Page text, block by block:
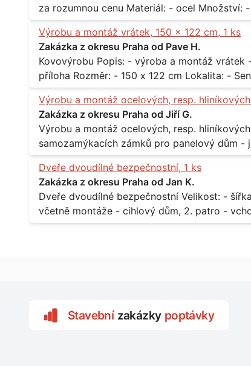
Výrobu a montáž vrátek, 150 x 122 cm, 1 ks
Zakázka z okresu Praha od Pave H.
Kovovýrobu Popis: - výroba a montáž vrátek - včetně montáže - materiál kov / dřevo - viz
Výrobu a montáž ocelových, resp.
Zakázka z okresu Praha od Jiří G.
Výrobu a montáž ocelových, resp. hliníkových vstupů Popis: - včtetně prosklení
samozamýkacích zámků pro panelový dům - jedná se o vchodové dveře umístěné v
zarámovaném a proskleném portálu -
nevyhovujících prosklených, umělohmotných vstupů Množství: - 8 ks Lokalita: -
Praha 10 Strašnice Termín: - III.Q. 2015 Je nutná návštěva odpovědného pracovníka
dodavatele k zaměření, kalkulace ceny a
Dveře dvoudílné bezpečnostní, 1 ks
Zakázka z okresu Praha od Jan K.
Dveře dvoudílné bezpečnostní Velikost: - šířka cca 2x 65 cm, výška cca 210 cm Popis: -
včetně montáže - cihlový dům, 2. patro - vchod z
Lokalita: - Praha 7 - Holešovice
Stavební zakázky poptávky